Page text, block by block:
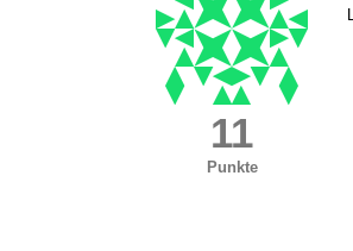
11
Punkte